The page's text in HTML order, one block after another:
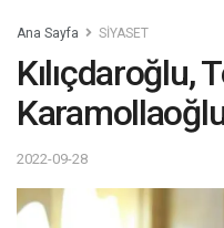
Ana Sayfa SİYASET
Kılıçdaroğlu,
2022-09-28